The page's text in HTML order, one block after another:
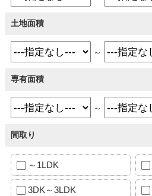
土地面積
～
専有面積
～
間取り
～1LDK
3DK～3LDK